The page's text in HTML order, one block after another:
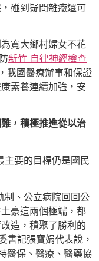
碰到疑問雜癥還可
寬大鄉村婦女不花
新竹 自律神經檢查
我國醫療辦事和保證
素養連續加強，安
，積極推進從以治
主要的目標仍是國民
制、公立病院回回公
豪這兩個極端，都
造，積聚了勝利的
書記張寶娟代表說，
醫保、醫療、醫藥協